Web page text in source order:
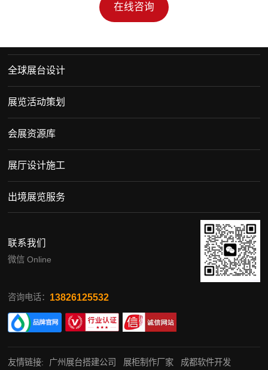
在线咨询
全球展台设计
展览活动策划
会展资源库
展厅设计施工
出境展览服务
联系我们
微信 Online
咨询电话： 13826125532
友情链接: 广州展台搭建公司 展柜制作厂家 成都软件开发